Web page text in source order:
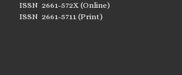
ISSN 2661-572X (Online)
ISSN 2661-5711 (Print)